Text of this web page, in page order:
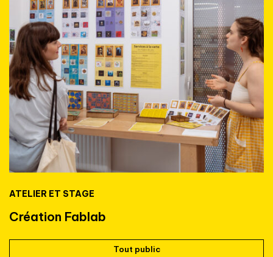
ATELIER ET STAGE
Création Fablab
Tout public